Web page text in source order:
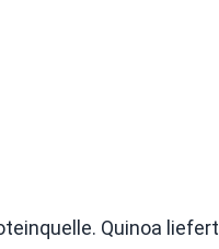
Quinoa liefert